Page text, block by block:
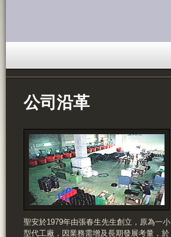
公司沿革
聖安於1979年由張春生先生創立，原為一小
型代工廠，因業務需增及長期發展考量，於